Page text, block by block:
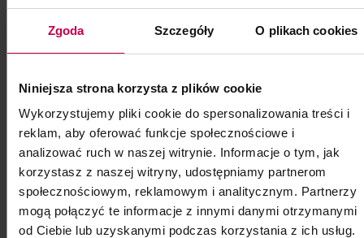
Zgoda Szczegóły O plikach cookies
Niniejsza strona korzysta z plików cookie
Wykorzystujemy pliki cookie do spersonalizowania treści i
reklam, aby oferować funkcje społecznościowe i
analizować ruch w naszej witrynie. Informacje o tym, jak
korzystasz z naszej witryny, udostępniamy partnerom
społecznościowym, reklamowym i analitycznym. Partnerzy
mogą połączyć te informacje z innymi danymi otrzymanymi
od Ciebie lub uzyskanymi podczas korzystania z ich usług.
Nośnik gumowy do kapturków
ściernych roz.13
Nośnik gumowy do kapturków ściernych
roz.13 KOMET MEDICAL
Kod: 85301
Poj: ml